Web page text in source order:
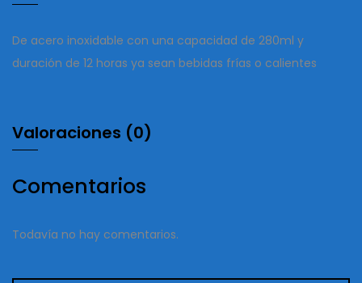
De acero inoxidable con una capacidad de 280ml y
duración de 12 horas ya sean bebidas frías o calientes
Valoraciones (0)
Comentarios
Todavía no hay comentarios.